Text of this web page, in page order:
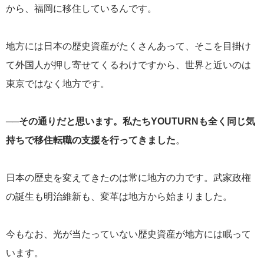
から、福岡に移住しているんです。
地方には日本の歴史資産がたくさんあって、そこを目掛け
て外国人が押し寄せてくるわけですから、世界と近いのは
東京ではなく地方です。
──その通りだと思います。私たちYOUTURNも全く同じ気
持ちで移住転職の支援を行ってきました。
日本の歴史を変えてきたのは常に地方の力です。武家政権
の誕生も明治維新も、変革は地方から始まりました。
今もなお、光が当たっていない歴史資産が地方には眠って
います。